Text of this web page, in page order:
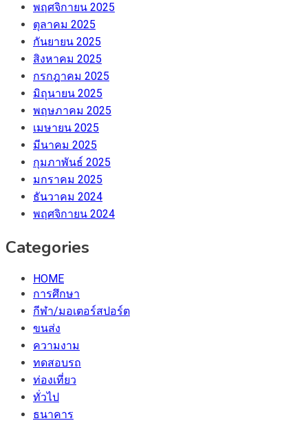
พฤศจิกายน 2025
ตุลาคม 2025
กันยายน 2025
สิงหาคม 2025
กรกฎาคม 2025
มิถุนายน 2025
พฤษภาคม 2025
เมษายน 2025
มีนาคม 2025
กุมภาพันธ์ 2025
มกราคม 2025
ธันวาคม 2024
พฤศจิกายน 2024
Categories
HOME
การศึกษา
กีฬา/มอเตอร์สปอร์ต
ขนส่ง
ความงาม
ทดสอบรถ
ท่องเที่ยว
ทั่วไป
ธนาคาร